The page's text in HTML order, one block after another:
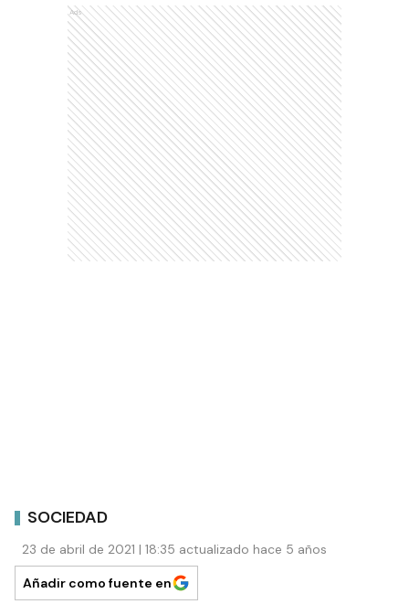
Ads
SOCIEDAD
23 de abril de 2021 | 18:35 actualizado hace 5 años
Añadir como fuente en